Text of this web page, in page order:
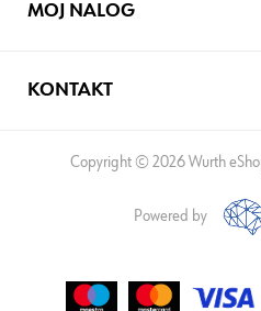
MOJ NALOG
KONTAKT
Copyright © 2026 Wurth
Powered by